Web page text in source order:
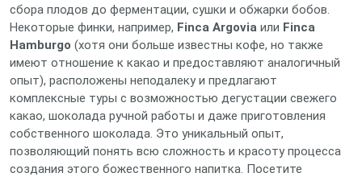
сбора плодов до ферментации, сушки и обжарки бобов.
Некоторые финки, например, Finca Argovia или Finca
Hamburgo (хотя они больше известны кофе, но также
имеют отношение к какао и предоставляют аналогичный
опыт), расположены неподалеку и предлагают
комплексные туры с возможностью дегустации свежего
какао, шоколада ручной работы и даже приготовления
собственного шоколада. Это уникальный опыт,
позволяющий понять всю сложность и красоту процесса
создания этого божественного напитка. Посетите